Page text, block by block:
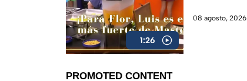
1:26
08 agosto, 2026